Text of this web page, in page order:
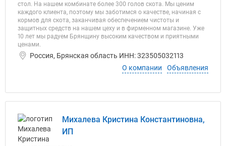
стол. На нашем комбинате более 300 голов скота. Мы ценим
каждого клиента, поэтому мы заботимся о качестве, начиная с
кормов для скота, заканчивая обеспечением чистоты и
защитных средств на нашем цеху и в фирменном магазине. Уже
10 лет мы радуем Брянщину высоким качеством и приятными
ценами.
Россия, Брянская область ИНН: 323505032113
О компании
Объявления
Михалева Кристина Константиновна,
ИП